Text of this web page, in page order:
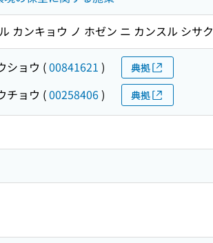
カンキョウ ノ ホゼン ニ カンスル シサク
ショウ (00841621 ) 典拠
チョウ (00258406) 典拠